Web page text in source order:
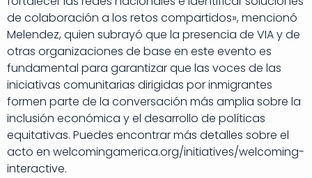
de colaboración a los retos compartidos», mencionó
Melendez, quien subrayó que la presencia de VIA y de
otras organizaciones de base en este evento es
fundamental para garantizar que las voces de las
iniciativas comunitarias dirigidas por inmigrantes
formen parte de la conversación más amplia sobre la
inclusión económica y el desarrollo de políticas
equitativas. Puedes encontrar más detalles sobre el
acto en welcomingamerica.org/initiatives/welcoming-
interactive.